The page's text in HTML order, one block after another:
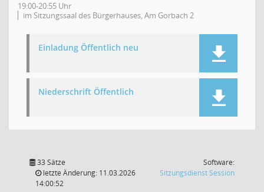
19:00-20:55 Uhr
im Sitzungssaal des Bürgerhauses, Am Gorbach 2
Einladung Öffentlich neu
Niederschrift Öffentlich
33 Sätze
letzte Änderung: 11.03.2026
14:00:52
Software:
SitzungsdienstSession(Wird in